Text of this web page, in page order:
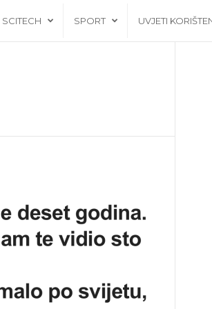
SCITECH SPORT UVJETI